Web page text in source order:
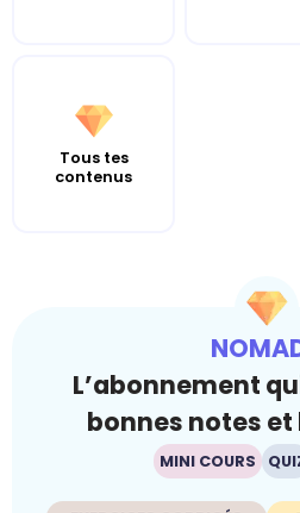
Tous tes
contenus
L’abonnement
bonnes notes et
MINI COURS